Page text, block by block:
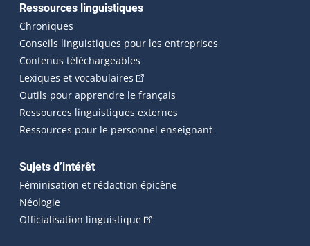
Ressources linguistiques
Chroniques
Conseils linguistiques pour les entreprises
Contenus téléchargeables
Lexiques et vocabulaires (Cet hyperlien externe s'ouvrira
Outils pour apprendre le français
Ressources linguistiques externes
Ressources pour le personnel enseignant
Sujets d’intérêt
Féminisation et rédaction épicène
Néologie
Officialisation linguistique(Cet hyperlien externe s'ouvrira